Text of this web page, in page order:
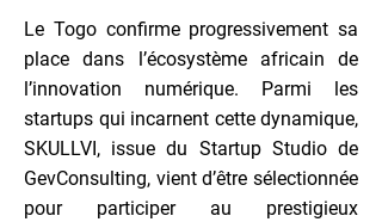
Le Togo confirme progressivement sa
place dans l’écosystème africain de
l’innovation numérique. Parmi les
startups qui incarnent cette dynamique,
SKULLVI, issue du Startup Studio de
GevConsulting, vient d’être sélectionnée
pour participer au prestigieux